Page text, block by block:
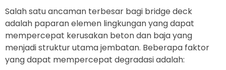
Salah satu ancaman terbesar bagi bridge deck
adalah paparan elemen lingkungan yang dapat
mempercepat kerusakan beton dan baja yang
menjadi struktur utama jembatan. Beberapa faktor
yang dapat mempercepat degradasi adalah: